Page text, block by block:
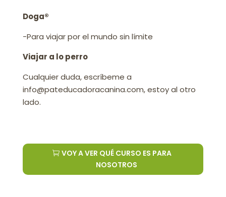
Doga®
-Para viajar por el mundo sin límite
Viajar a lo perro
Cualquier duda, escríbeme a
info@pateducadoracanina.com,estoy al otro
lado.
VOY A VER QUÉ CURSO ES PARA
NOSOTROS